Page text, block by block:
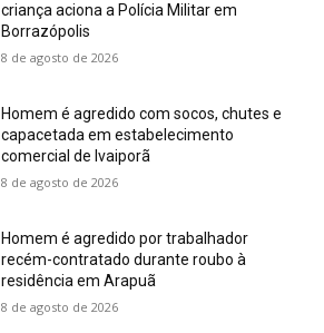
criança aciona a Polícia Militar em
Borrazópolis
8 de agosto de 2026
Homem é agredido com socos, chutes e
capacetada em estabelecimento
comercial de Ivaiporã
8 de agosto de 2026
Homem é agredido por trabalhador
recém-contratado durante roubo à
residência em Arapuã
8 de agosto de 2026